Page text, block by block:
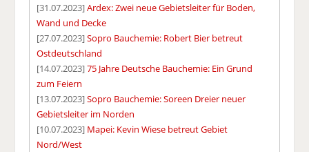
[31.07.2023]Ardex: Zwei neue Gebietsleiter für Boden,
Wand und Decke
[27.07.2023]Sopro Bauchemie: Robert Bier betreut
Ostdeutschland
[14.07.2023]75 Jahre Deutsche Bauchemie: Ein Grund
zum Feiern
[13.07.2023]Sopro Bauchemie: Soreen Dreier neuer
Gebietsleiter im Norden
[10.07.2023] Mapei: Kevin Wiese betreut Gebiet
Nord/West